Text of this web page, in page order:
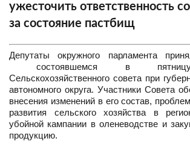
ужесточить ответственность
за состояние пастбищ
Депутаты окружного парламента
состоявшемся в пятницу
Сельскохозяйственного совета при
автономного округа. Участники Совета
внесения изменений в его состав,
развития сельского хозяйства в
yбoйной кампании в оленеводстве и
продукцию.